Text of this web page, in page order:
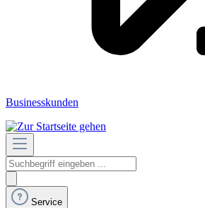
Businesskunden
Service